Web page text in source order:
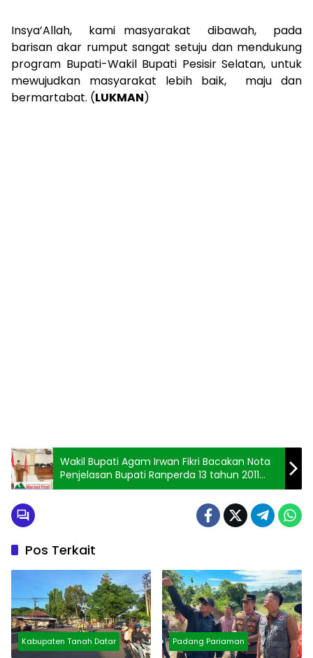
Insya’Allah, kami masyarakat dibawah, pada
barisan akar rumput sangat setuju dan mendukung
program Bupati-Wakil Bupati Pesisir Selatan, untuk
mewujudkan masyarakat lebih baik, maju dan
bermartabat. (LUKMAN)
Wakil Bupati Agam Irwan Fikri Bacakan Nota
Penjelasan Bupati Ranperda 13 tahun 2011
Perubahan
Pos Terkait
Kabupaten Tanah Datar Padang Pariaman